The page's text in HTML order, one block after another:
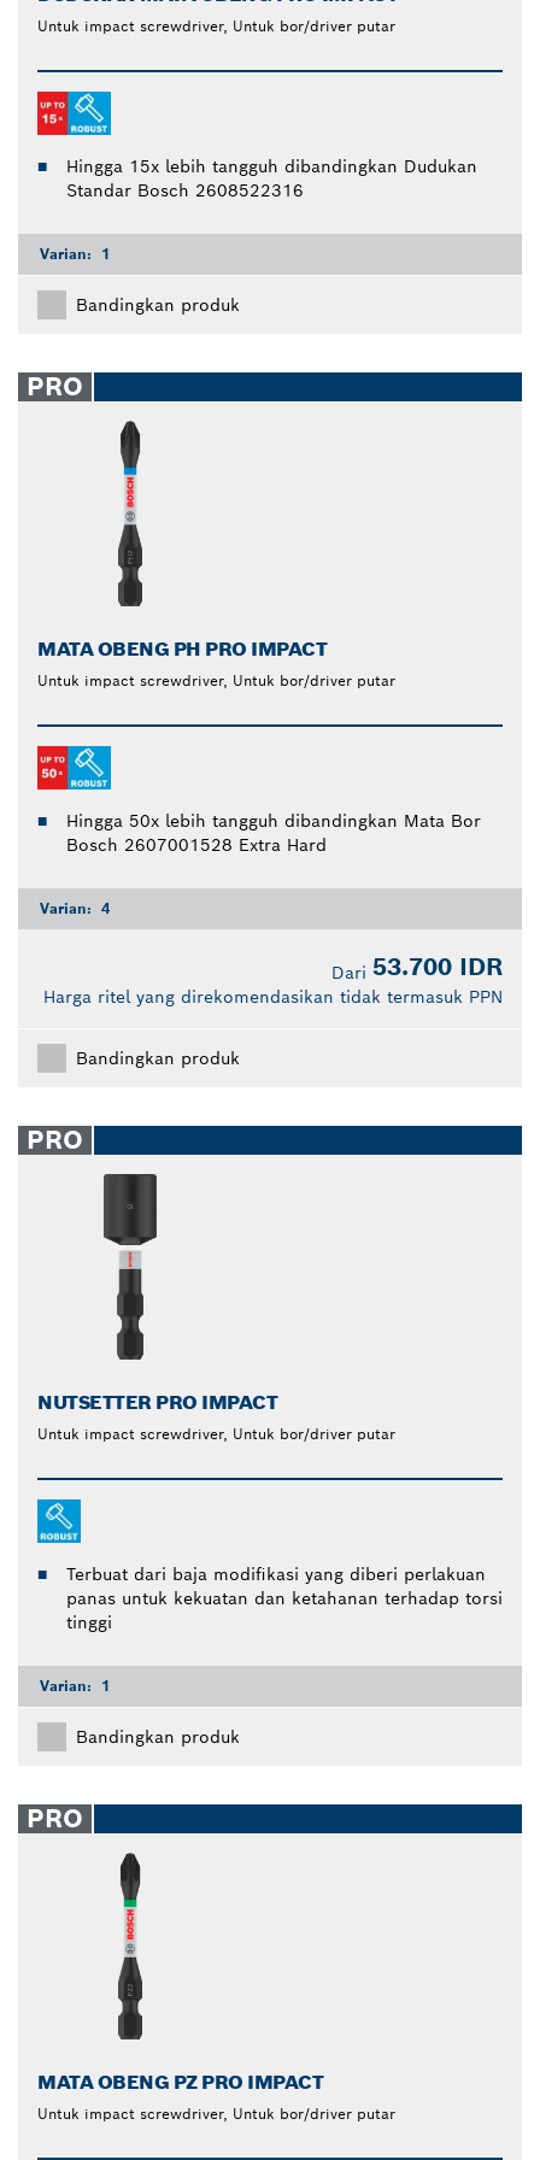
Untuk impact screwdriver, Untuk bor/driver putar
Hingga 15x lebih tangguh dibandingkan Dudukan
Standar Bosch 2608522316
Varian: 1
Bandingkan produk
PRO
MATA OBENG PH PRO IMPACT
Untuk impact screwdriver, Untuk bor/driver putar
Hingga 50x lebih tangguh dibandingkan Mata Bor
Bosch 2607001528 Extra Hard
Varian: 4
Dari 53.700 IDR
Harga ritel yang direkomendasikan tidak termasuk PPN
Bandingkan produk
PRO
NUTSETTER PRO IMPACT
Untuk impact screwdriver, Untuk bor/driver putar
Terbuat dari baja modifikasi yang diberi perlakuan
panas untuk kekuatan dan ketahanan terhadap torsi
tinggi
Varian: 1
Bandingkan produk
PRO
MATA OBENG PZ PRO IMPACT
Untuk impact screwdriver, Untuk bor/driver putar